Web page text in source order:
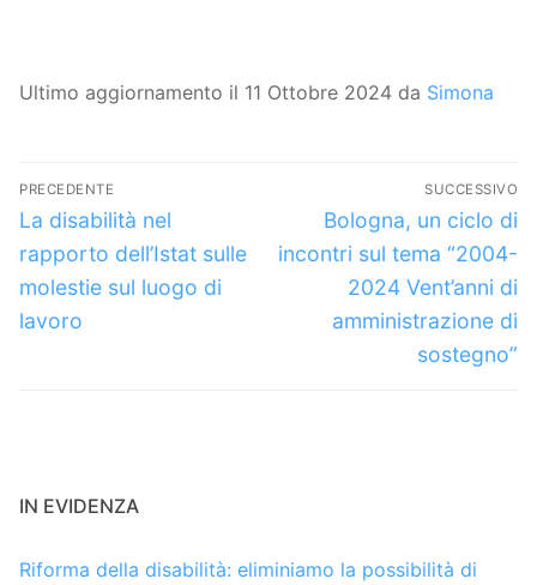
Ultimo aggiornamento il 11 Ottobre 2024 da Simona
Navigazione
articoli
PRECEDENTE
Articolo
precedente:
La disabilità nel
rapporto dell’Istat sulle
molestie sul luogo di
lavoro
SUCCESSIVO
Articolo
successivo:
Bologna, un ciclo di
incontri sul tema “2004-
2024 Vent’anni di
amministrazione di
sostegno”
IN EVIDENZA
Riforma della disabilità: eliminiamo la possibilità di